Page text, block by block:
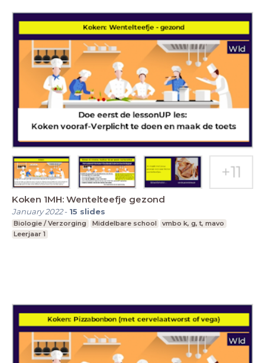
Koken 1MH: Wentelteefje gezond
January 2022- 15 slides
Biologie / Verzorging Middelbare school
vmbo k, g, t, mavo
Leerjaar 1